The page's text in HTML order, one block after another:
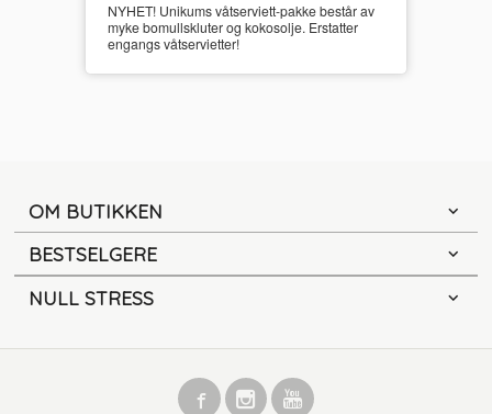
NYHET! Unikums våtserviett-pakke består av
myke bomullskluter og kokosolje. Erstatter
engangs våtservietter!
OM BUTIKKEN
BESTSELGERE
NULL STRESS